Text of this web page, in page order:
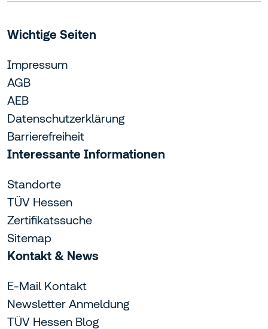
Wichtige Seiten
Impressum
AGB
AEB
Datenschutzerklärung
Barrierefreiheit
Interessante Informationen
Standorte
TÜV Hessen
Zertifikatssuche
Sitemap
Kontakt & News
E-Mail Kontakt
Newsletter Anmeldung
TÜV Hessen Blog